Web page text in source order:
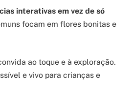
interativas em vez de só
focam em flores bonitas e
ao toque e à exploração.
e vivo para crianças e